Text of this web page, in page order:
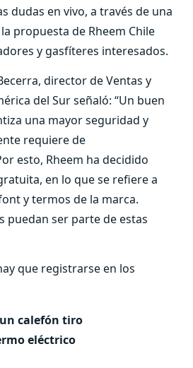
dudas en vivo, a través de una
propuesta de Rheem Chile
y gasfíteres interesados.
director de Ventas y
del Sur señaló: “Un buen
una mayor seguridad y
requiere de
esto, Rheem ha decidido
en lo que se refiere a
y termos de la marca.
puedan ser parte de estas
que registrarse en los
calefón tiro
eléctrico